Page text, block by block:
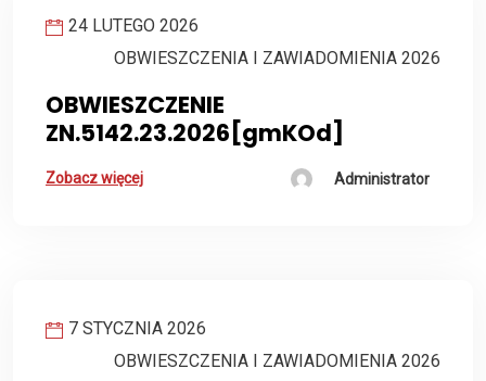
24 LUTEGO 2026
OBWIESZCZENIA I ZAWIADOMIENIA 2026
OBWIESZCZENIE
ZN.5142.23.2026[gmKOd]
Zobacz więcej Administrator
7 STYCZNIA 2026
OBWIESZCZENIA I ZAWIADOMIENIA 2026